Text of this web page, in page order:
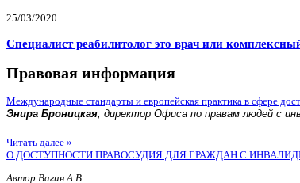
25/03/2020
Специалист реабилитолог это врач или
Правовая информация
Международные стандарты и европейская практика в сфере
Энира Броницкая, директор Офиса по правам людей с
Читать далее »
О ДОСТУПНОСТИ ПРАВОСУДИЯ ДЛЯ ГРАЖДАН С
Автор Вагин А.В.